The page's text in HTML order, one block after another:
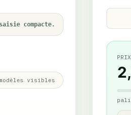
compacte.
modèles visibles